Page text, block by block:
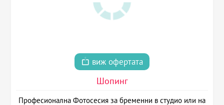
виж офертата
Шопинг
Професионална Фотосесия за бременни в студио или на